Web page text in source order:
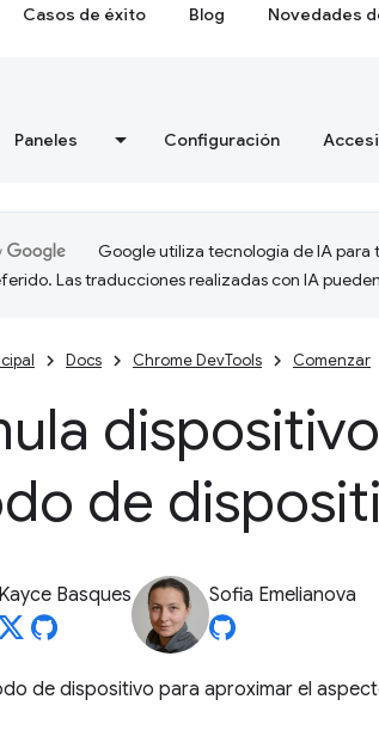
Casos de éxito Blog Novedades
Paneles Configuración
Google utiliza tecnología de IA para
Las traducciones realizadas con IA
Docs Chrome DevTools Comenzar
de
Kayce Basques Sofia Emelianova
de dispositivo para aproximar el